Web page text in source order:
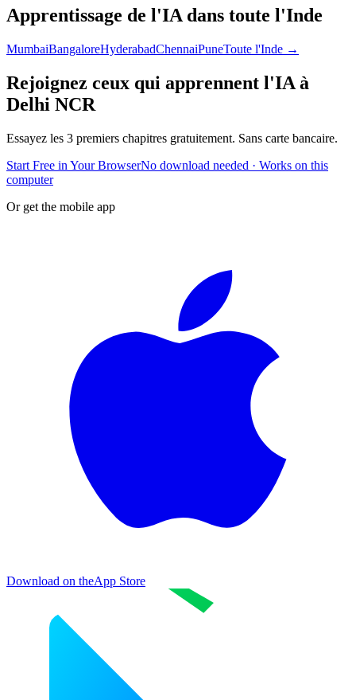
Apprentissage de l'IA dans toute l'Inde
MumbaiBangaloreHyderabadChennaiPuneToute l'Inde →
Rejoignez ceux qui apprennent l'IA à
Delhi NCR
Essayez les 3 premiers chapitres gratuitement. Sans carte bancaire.
Start Free in Your BrowserNo download needed · Works on this
computer
Or get the mobile app
Download on theApp Store